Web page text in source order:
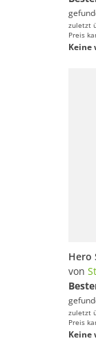
zuletzt
Preis
Keine
Hero
von
zuletzt
Preis
Keine